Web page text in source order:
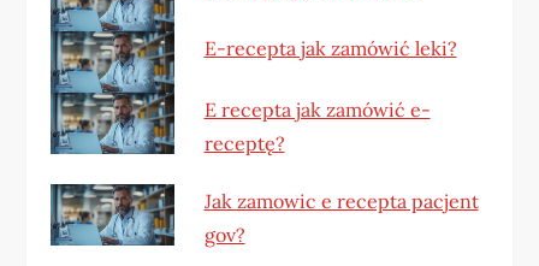
E-recepta jak zamówić leki?
E recepta jak zamówić e-
receptę?
Jak zamowic e recepta pacjent
gov?